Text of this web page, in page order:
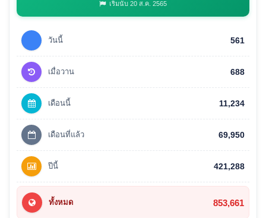
เริ่มนับ 20 ส.ค. 2565
วันนี้ 561
เมื่อวาน 688
เดือนนี้ 11,234
เดือนที่แล้ว 69,950
ปีนี้ 421,288
ทั้งหมด 853,661